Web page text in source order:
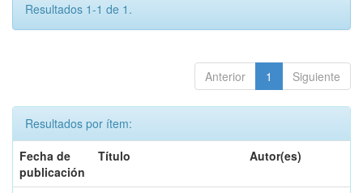
Resultados 1-1 de 1.
Anterior 1 Siguiente
Resultados por ítem:
Fecha de
publicación
Título Autor(es)